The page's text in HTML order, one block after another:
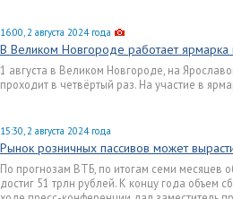
16:00, 2 августа 2024 года
В Великом Новгороде работает ярмарка
1 августа в Великом Новгороде, на
проходит в четвёртый раз. На участие в
15:30, 2 августа 2024 года
Рынок розничных пассивов может
По прогнозам ВТБ, по итогам семи месяцев
достиг 51 трлн рублей. К концу года объем